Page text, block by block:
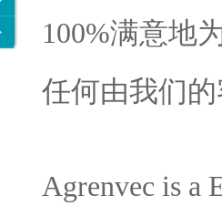
100%满意地
任何由我们
Agrenvec is a